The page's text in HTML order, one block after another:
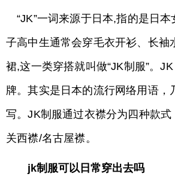
“JK”一词来源于日本,指的是日
子高中生通常会穿毛衣开衫、长袖
裙,这一类穿搭就叫做“JK制服”。
牌。其实是日本的流行网络用语，
写。JK制服通过衣襟分为四种款
关西襟/名古屋襟。
jk制服可以日常穿出去吗